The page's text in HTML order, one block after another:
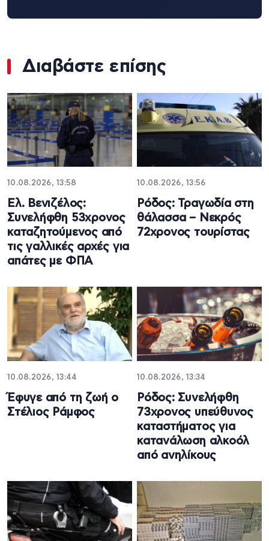
Διαβάστε επίσης
10.08.2026, 13:58
Ελ. Βενιζέλος:
Συνελήφθη 53χρονος
καταζητούμενος από
τις γαλλικές αρχές για
απάτες με ΦΠΑ
10.08.2026, 13:56
Ρόδος: Τραγωδία στη
θάλασσα – Νεκρός
72χρονος τουρίστας
10.08.2026, 13:44
Έφυγε από τη ζωή ο
Στέλιος Ράμφος
10.08.2026, 13:34
Ρόδος: Συνελήφθη
73χρονος υπεύθυνος
καταστήματος για
κατανάλωση αλκοόλ
από ανηλίκους